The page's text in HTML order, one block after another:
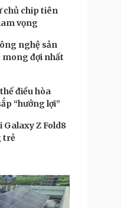
đêm khuya
yêu
tâm hồn
chủ chip tiên
vọng
nghệ sản
đợi nhất
điều hòa
“hưởng lợi”
Z Fold8
trẻ